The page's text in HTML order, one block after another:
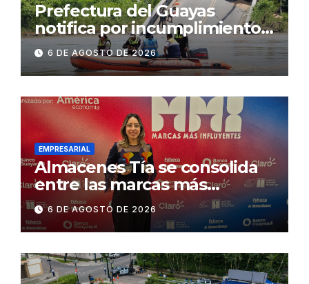
Prefectura del Guayas
notifica por incumplimiento
contractual a la
Concesionaria CONORTE y
exige celeridad en
desmontaje del puente
Gonzalo Icaza Cornejo, en
Daule
6 DE AGOSTO DE 2026
EMPRESARIAL
Almacenes Tía se consolida
entre las marcas más
influyentes del Ecuador
6 DE AGOSTO DE 2026